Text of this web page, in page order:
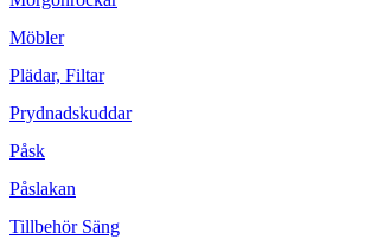
Möbler
Plädar, Filtar
Prydnadskuddar
Påsk
Påslakan
Tillbehör Säng